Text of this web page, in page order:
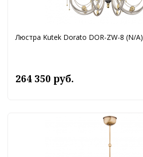
Люстра Kutek Dorato DOR-ZW-8 (N/A)
264 350 руб.